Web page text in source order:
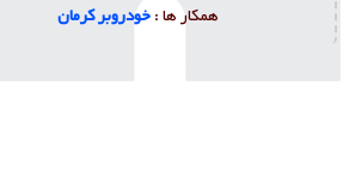
همکار ها :خودروبر کرمان